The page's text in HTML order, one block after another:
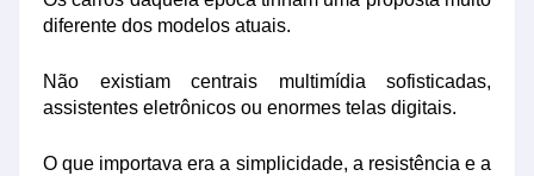
diferente dos modelos atuais.
Não existiam centrais multimídia sofisticadas,
assistentes eletrônicos ou enormes telas digitais.
O que importava era a simplicidade, a resistência e a